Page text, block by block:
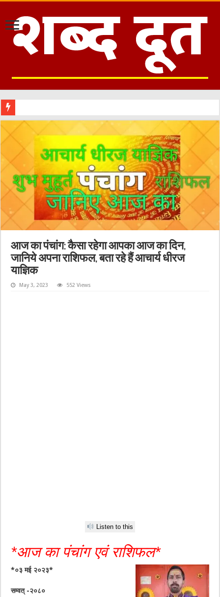
आज का पंचांग: कैसा रहेगा आपका आज का दिन,
जानिये अपना राशिफल, बता रहे हैं आचार्य धीरज
याज्ञिक
May 3, 2023 552 Views
Listen to this
*आज का पंचांग एवं राशिफल*
*०३ मई २०२३*
सम्वत् -२०८०